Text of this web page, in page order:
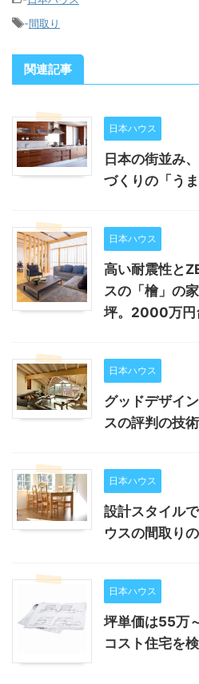
-間取り
関連記事
日本ハウス
日本の街並み
づくりの「う
日本ハウス
高い耐震性と
スの「檜」の
坪。2000万円
日本ハウス
グッドデザイ
スの評判の技
日本ハウス
設計スタイル
ウスの間取り
日本ハウス
坪単価は55万
コスト住宅を